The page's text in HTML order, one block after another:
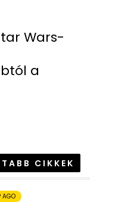
Wars-
a
CIKKEK
AGO